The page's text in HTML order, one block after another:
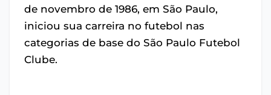
de novembro de 1986, em São Paulo,
iniciou sua carreira no futebol nas
categorias de base do São Paulo Futebol
Clube.